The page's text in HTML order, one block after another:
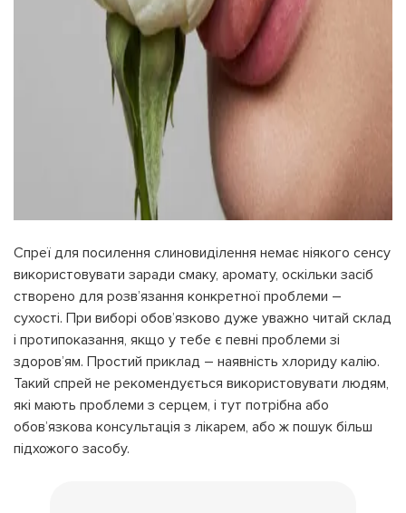
Спреї для посилення слиновиділення немає ніякого сенсу
використовувати заради смаку, аромату, оскільки засіб
створено для розв’язання конкретної проблеми –
сухості. При виборі обов’язково дуже уважно читай склад
і протипоказання, якщо у тебе є певні проблеми зі
здоров’ям. Простий приклад – наявність хлориду калію.
Такий спрей не рекомендується використовувати людям,
які мають проблеми з серцем, і тут потрібна або
обов’язкова консультація з лікарем, або ж пошук більш
підхожого засобу.